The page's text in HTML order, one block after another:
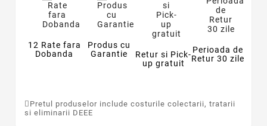
12 Rate fara
Dobanda
Produs cu
Garantie
Retur si Pick-
up gratuit
Perioada de
Retur 30 zile
Pretul produselor include costurile colectarii, tratarii
si eliminarii DEEE